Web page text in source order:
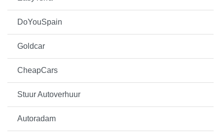
DoYouSpain
Goldcar
CheapCars
Stuur Autoverhuur
Autoradam